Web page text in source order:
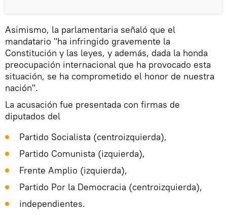
Asimismo, la parlamentaria señaló que el
mandatario "ha infringido gravemente la
Constitución y las leyes, y además, dada la honda
preocupación internacional que ha provocado esta
situación, se ha comprometido el honor de nuestra
nación".
La acusación fue presentada con firmas de
diputados del
Partido Socialista (centroizquierda),
Partido Comunista (izquierda),
Frente Amplio (izquierda),
Partido Por la Democracia (centroizquierda),
independientes.